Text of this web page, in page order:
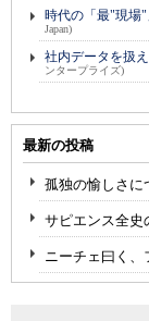
時代の「最"現場"
Japan)
社内データを扱
ンタープライズ)
最新の投稿
孤独の愉しさに
サピエンス全史
ニーチェ曰く